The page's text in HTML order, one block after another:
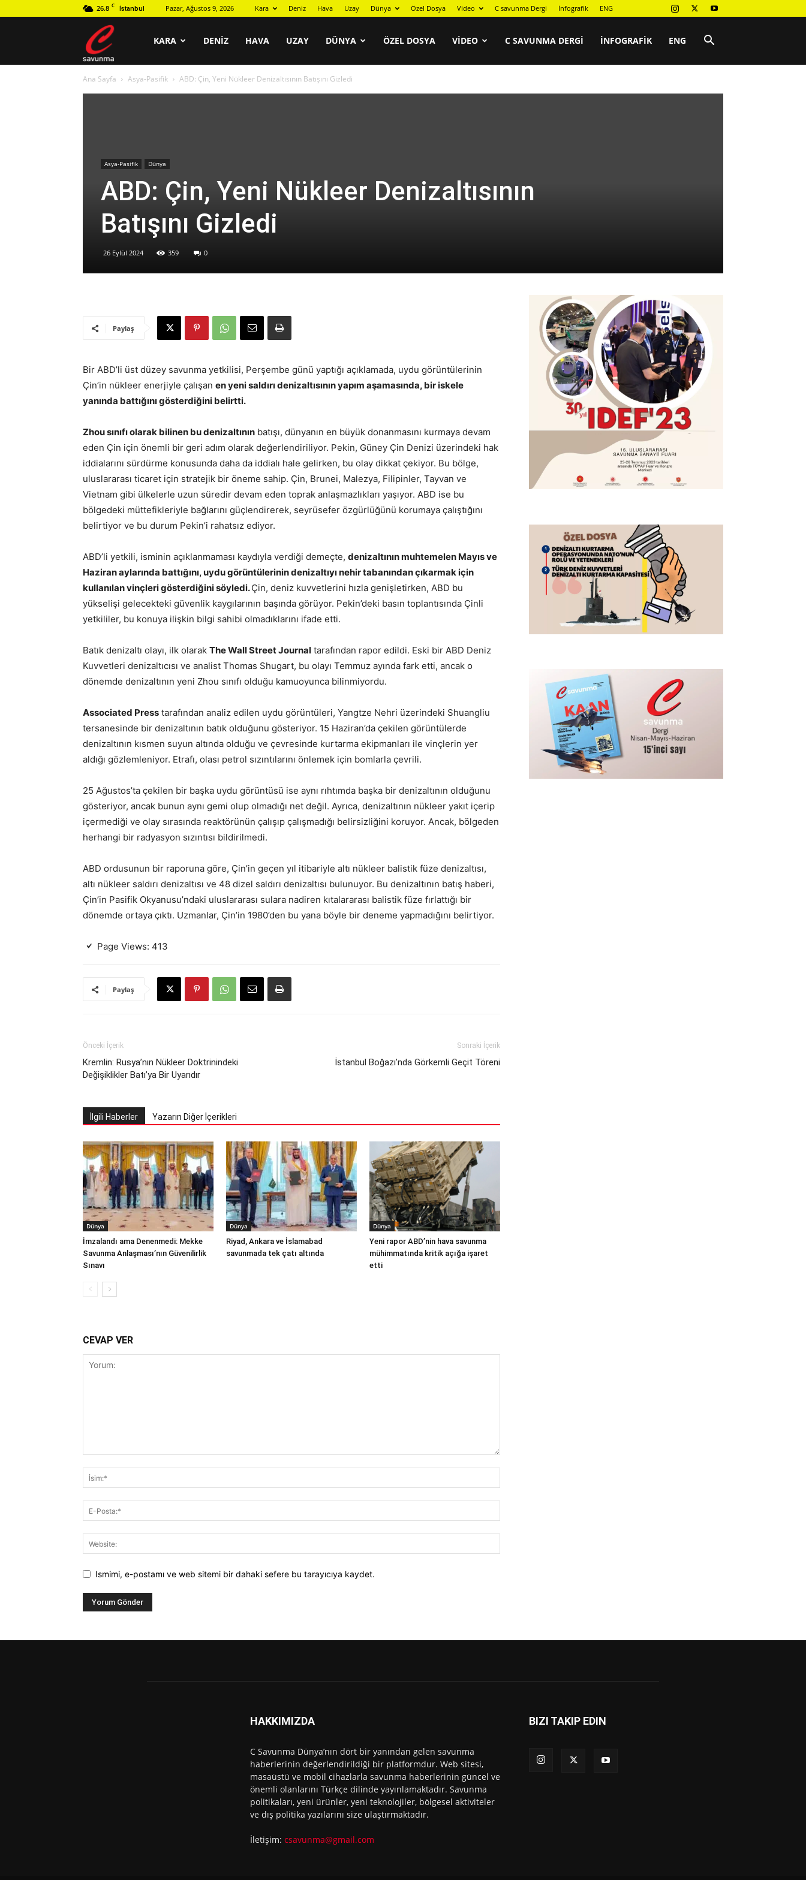
26.8 C İstanbul Pazar, Ağustos 9, 2026 Kara Deniz Hava Uzay Dünya Özel Dosya Video C savunma Dergi İnfografik ENG
KARA DENIZ HAVA UZAY DÜNYA ÖZEL DOSYA VIDEO C SAVUNMA DERGI İNFOGRAFIK ENG
Ana Sayfa Asya-Pasifik ABD: Çin, Yeni Nükleer Denizaltısının Batışını Gizledi
Asya-Pasifik Dünya
ABD: Çin, Yeni Nükleer Denizaltısının
Batışını Gizledi
26 Eylül 2024 359 0
Paylaş
Bir ABD’li üst düzey savunma yetkilisi, Perşembe günü yaptığı açıklamada, uydu görüntülerinin
Çin’in nükleer enerjiyle çalışan en yeni saldırı denizaltısının yapım aşamasında, bir iskele
yanında battığını gösterdiğini belirtti.
Zhou sınıfı olarak bilinen bu denizaltının batışı, dünyanın en büyük donanmasını kurmaya devam
eden Çin için önemli bir geri adım olarak değerlendiriliyor. Pekin, Güney Çin Denizi üzerindeki hak
iddialarını sürdürme konusunda daha da iddialı hale gelirken, bu olay dikkat çekiyor. Bu bölge,
uluslararası ticaret için stratejik bir öneme sahip. Çin, Brunei, Malezya, Filipinler, Tayvan ve
Vietnam gibi ülkelerle uzun süredir devam eden toprak anlaşmazlıkları yaşıyor. ABD ise bu
bölgedeki müttefikleriyle bağlarını güçlendirerek, seyrüsefer özgürlüğünü korumaya çalıştığını
belirtiyor ve bu durum Pekin’i rahatsız ediyor.
ABD’li yetkili, isminin açıklanmaması kaydıyla verdiği demeçte, denizaltının muhtemelen Mayıs ve
Haziran aylarında battığını, uydu görüntülerinin denizaltıyı nehir tabanından çıkarmak için
kullanılan vinçleri gösterdiğini söyledi.Çin, deniz kuvvetlerini hızla genişletirken, ABD bu
yükselişi gelecekteki güvenlik kaygılarının başında görüyor. Pekin’deki basın toplantısında Çinli
yetkililer, bu konuya ilişkin bilgi sahibi olmadıklarını ifade etti.
Batık denizaltı olayı, ilk olarak The Wall Street Journal tarafından rapor edildi. Eski bir ABD Deniz
Kuvvetleri denizaltıcısı ve analist Thomas Shugart, bu olayı Temmuz ayında fark etti, ancak o
dönemde denizaltının yeni Zhou sınıfı olduğu kamuoyunca bilinmiyordu.
Associated Press tarafından analiz edilen uydu görüntüleri, Yangtze Nehri üzerindeki Shuangliu
tersanesinde bir denizaltının batık olduğunu gösteriyor. 15 Haziran’da çekilen görüntülerde
denizaltının kısmen suyun altında olduğu ve çevresinde kurtarma ekipmanları ile vinçlerin yer
aldığı gözlemleniyor. Etrafı, olası petrol sızıntılarını önlemek için bomlarla çevrili.
25 Ağustos’ta çekilen bir başka uydu görüntüsü ise aynı rıhtımda başka bir denizaltının olduğunu
gösteriyor, ancak bunun aynı gemi olup olmadığı net değil. Ayrıca, denizaltının nükleer yakıt içerip
içermediği ve olay sırasında reaktörünün çalışıp çalışmadığı belirsizliğini koruyor. Ancak, bölgeden
herhangi bir radyasyon sızıntısı bildirilmedi.
ABD ordusunun bir raporuna göre, Çin’in geçen yıl itibariyle altı nükleer balistik füze denizaltısı,
altı nükleer saldırı denizaltısı ve 48 dizel saldırı denizaltısı bulunuyor. Bu denizaltının batış haberi,
Çin’in Pasifik Okyanusu’ndaki uluslararası sulara nadiren kıtalararası balistik füze fırlattığı bir
dönemde ortaya çıktı. Uzmanlar, Çin’in 1980’den bu yana böyle bir deneme yapmadığını belirtiyor.
Page Views: 413
Paylaş
Önceki İçerik
Kremlin: Rusya’nın Nükleer Doktrinindeki
Değişiklikler Batı’ya Bir Uyarıdır
Sonraki İçerik
İstanbul Boğazı’nda Görkemli Geçit Töreni
İlgili Haberler Yazarın Diğer İçerikleri
Dünya
İmzalandı ama Denenmedi: Mekke
Savunma Anlaşması’nın Güvenilirlik
Sınavı
Dünya
Riyad, Ankara ve İslamabad
savunmada tek çatı altında
Dünya
Yeni rapor ABD’nin hava savunma
mühimmatında kritik açığa işaret
etti
CEVAP VER
Ismimi, e-postamı ve web sitemi bir dahaki sefere bu tarayıcıya kaydet.
HAKKIMIZDA
C Savunma Dünya’nın dört bir yanından gelen savunma
haberlerinin değerlendirildiği bir platformdur. Web sitesi,
masaüstü ve mobil cihazlarla savunma haberlerinin güncel ve
önemli olanlarını Türkçe dilinde yayınlamaktadır. Savunma
politikaları, yeni ürünler, yeni teknolojiler, bölgesel aktiviteler
ve dış politika yazılarını size ulaştırmaktadır.
İletişim: csavunma@gmail.com
BIZI TAKIP EDIN